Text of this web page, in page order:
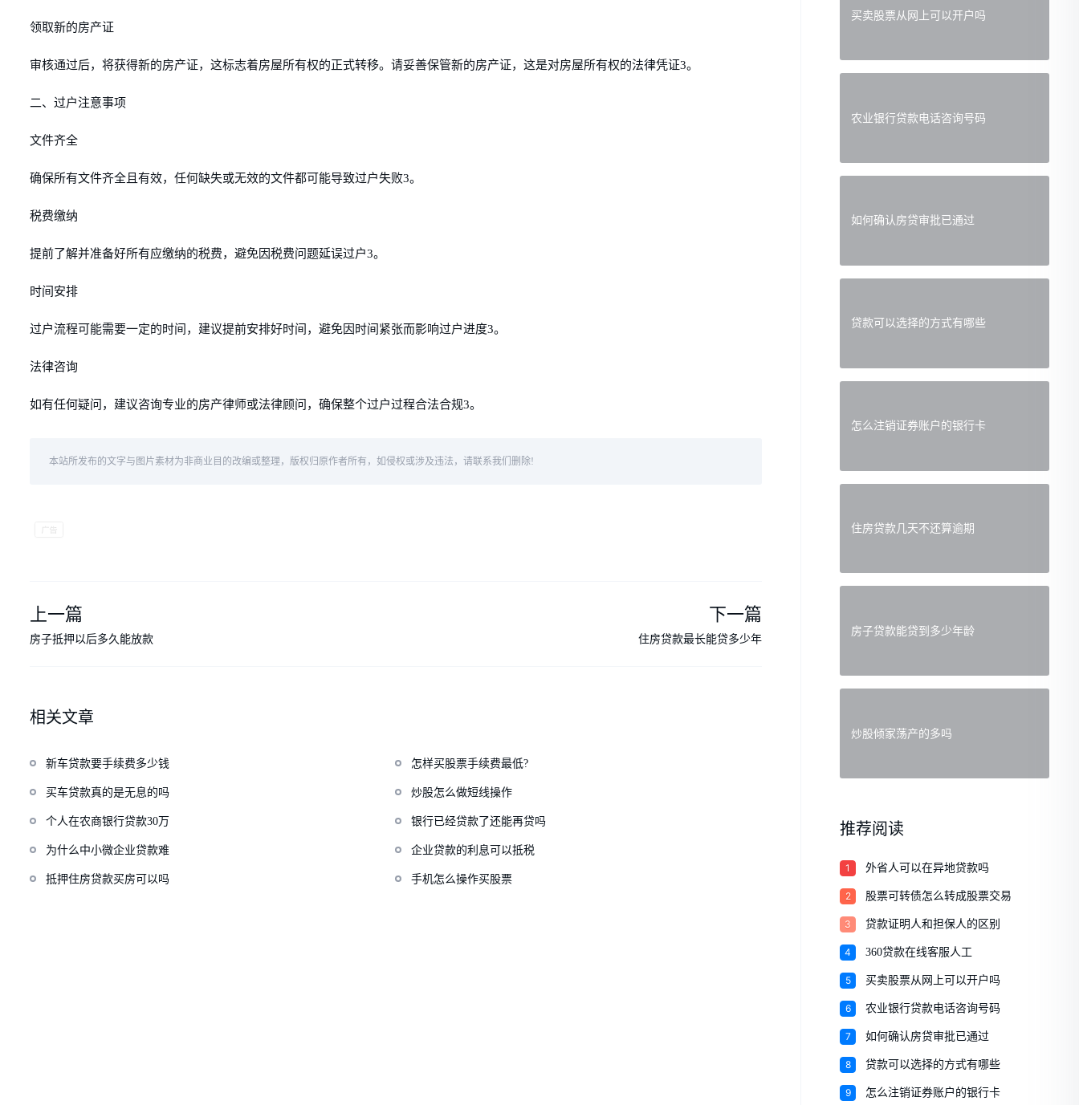
领取新的房产证
审核通过后，将获得新的房产证，这标志着房屋所有权的正式转移。请妥善保管新的房产证，这是对房屋所有权的法律凭证3。
二、过户注意事项
文件齐全
确保所有文件齐全且有效，任何缺失或无效的文件都可能导致过户失败3。
税费缴纳
提前了解并准备好所有应缴纳的税费，避免因税费问题延误过户3。
时间安排
过户流程可能需要一定的时间，建议提前安排好时间，避免因时间紧张而影响过户进度3。
法律咨询
如有任何疑问，建议咨询专业的房产律师或法律顾问，确保整个过户过程合法合规3。
本站所发布的文字与图片素材为非商业目的改编或整理，版权归原作者所有，如侵权或涉及违法，请联系我们删除!
上一篇
房子抵押以后多久能放款
下一篇
住房贷款最长能贷多少年
相关文章
新车贷款要手续费多少钱 怎样买股票手续费最低?
买车贷款真的是无息的吗 炒股怎么做短线操作
个人在农商银行贷款30万 银行已经贷款了还能再贷吗
为什么中小微企业贷款难 企业贷款的利息可以抵税
抵押住房贷款买房可以吗 手机怎么操作买股票
买卖股票从网上可以开户吗
农业银行贷款电话咨询号码
如何确认房贷审批已通过
贷款可以选择的方式有哪些
怎么注销证券账户的银行卡
住房贷款几天不还算逾期
房子贷款能贷到多少年龄
炒股倾家荡产的多吗
推荐阅读
1 外省人可以在异地贷款吗
2 股票可转债怎么转成股票交易
3 贷款证明人和担保人的区别
4 360贷款在线客服人工
5 买卖股票从网上可以开户吗
6 农业银行贷款电话咨询号码
7 如何确认房贷审批已通过
8 贷款可以选择的方式有哪些
9 怎么注销证券账户的银行卡